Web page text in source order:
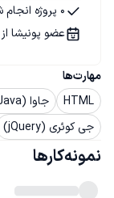
مهارت‌ها
HTML
جاوا (Java)
جی کوئری (jQuery)
0 پروژه انجام شده
عضو پونیشا از 19 خرداد 1393
نمونه‌کارها